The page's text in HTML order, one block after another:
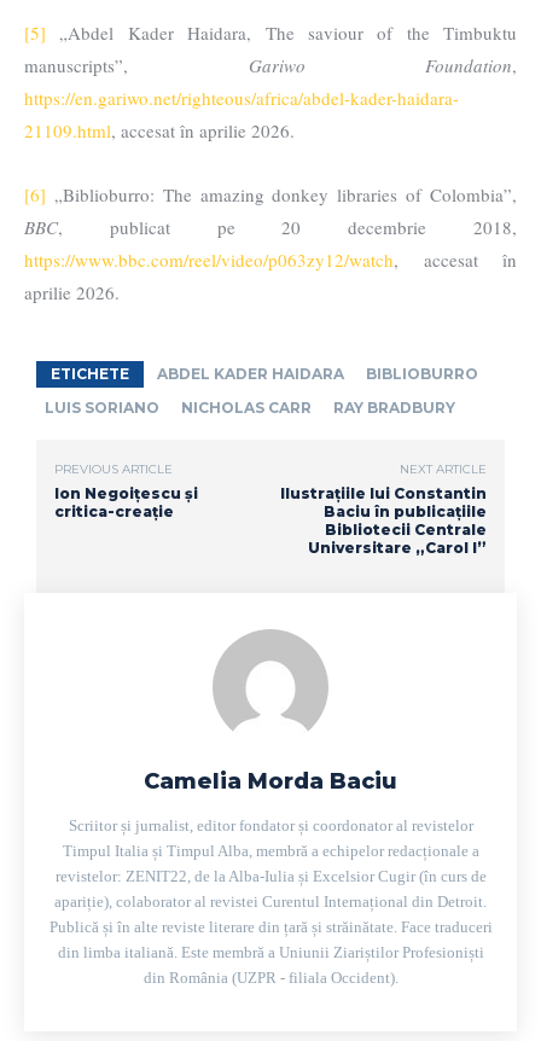
[5] „Abdel Kader Haidara, The saviour of the Timbuktu
manuscripts”, Gariwo Foundation,
https://en.gariwo.net/righteous/africa/abdel-kader-haidara-
21109.html, accesat în aprilie 2026.
[6] „Biblioburro: The amazing donkey libraries of Colombia”,
BBC, publicat pe 20 decembrie 2018,
https://www.bbc.com/reel/video/p063zy12/watch, accesat în
aprilie 2026.
ETICHETE ABDEL KADER HAIDARA
BIBLIOBURRO
LUIS SORIANO
NICHOLAS CARR RAY BRADBURY
PREVIOUS ARTICLE
Ion Negoițescu și
critica-creație
NEXT ARTICLE
Ilustrațiile lui Constantin
Baciu în publicațiile
Bibliotecii Centrale
Universitare „Carol I”
Camelia Morda Baciu
Scriitor și jurnalist, editor fondator și coordonator al revistelor
Timpul Italia și Timpul Alba, membră a echipelor redacționale a
revistelor: ZENIT22, de la Alba-Iulia și Excelsior Cugir (în curs de
apariție), colaborator al revistei Curentul Internațional din Detroit.
Publică și în alte reviste literare din țară și străinătate. Face traduceri
din limba italiană. Este membră a Uniunii Ziariștilor Profesioniști
din România (UZPR - filiala Occident).